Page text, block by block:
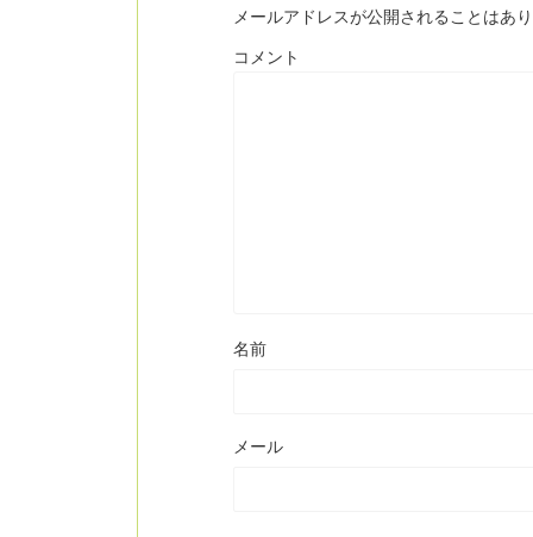
メールアドレスが公開されることはあ
コメント
名前
メール